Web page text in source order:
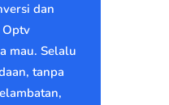
dan
mau. Selalu
tanpa